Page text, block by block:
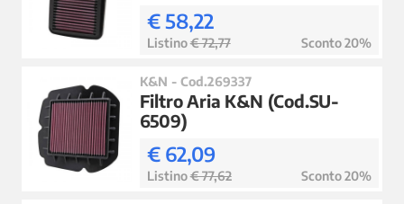
€ 58,22
Listino€ 72,77 Sconto 20%
K&N - Cod.269337
Filtro Aria K&N (Cod.SU-
6509)
€ 62,09
Listino€ 77,62 Sconto 20%